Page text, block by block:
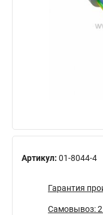
Артикул: 01-8044-4
Гарантия
Самовывоз: 2